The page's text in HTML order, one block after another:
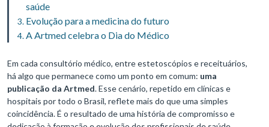
saúde
Evolução para a medicina do futuro
A Artmed celebra o Dia do Médico
Em cada consultório médico, entre estetoscópios e receituários,
há algo que permanece como um ponto em comum: uma
publicação da Artmed. Esse cenário, repetido em clínicas e
hospitais por todo o Brasil, reflete mais do que uma simples
coincidência. É o resultado de uma história de compromisso e